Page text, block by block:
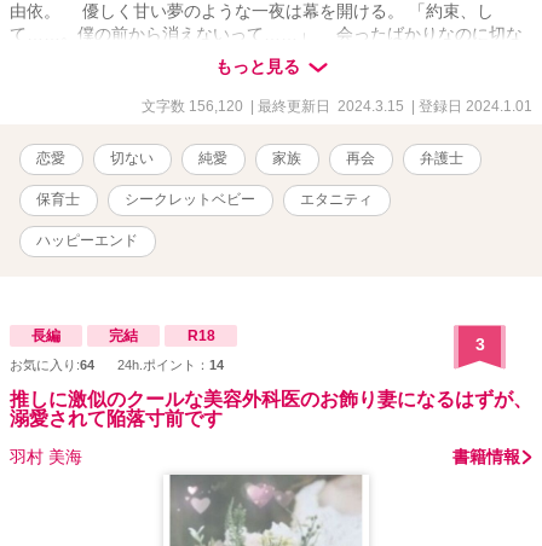
由依。 優しく甘い夢のような一夜は幕を開ける。 「約束、し
て……。僕の前から消えないって……」 会ったばかりなのに切な
げに大智に懇願される由依。けれど由依は、はなからその約束を守
るつもりはなかった。 ――それから数年後。由依は大智と再会す
る。 大智に優しかったあの日の面影はなく、冷血弁護士と呼ばれ
ゆい》(26) 幼い頃から憧れていた保育士として働く。 ☆阿佐永 大
智《あさなが だいち》(27) 選択肢が限られたなか、しかたなく弁
護士となった。 ※年齢は開始時点 【作中に登場する場所や企業は創
作上のものです。また、職業について実際と異なる部分があるかと
思います。全て作者の拙い想像の範囲です。ご了承ください】 他
サイトにも掲載しています。
もっと見る
文字数 156,120 | 最終更新日 2024.3.15 | 登録日 2024.1.01
恋愛 切ない 純愛 家族 再会 弁護士
保育士 シークレットベビー エタニティ
ハッピーエンド
長編 完結 R18
お気に入り:64 24h.ポイント： 14
3
推しに激似のクールな美容外科医のお飾り妻になるはずが、
溺愛されて陥落寸前です
羽村 美海 書籍情報